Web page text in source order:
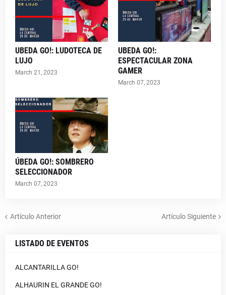
UBEDA GO!: LUDOTECA DE
LUJO
March 21, 2023
UBEDA GO!:
ESPECTACULAR ZONA
GAMER
March 07, 2023
ÚBEDA GO!: SOMBRERO
SELECCIONADOR
March 07, 2023
Artículo Anterior Artículo Siguiente
LISTADO DE EVENTOS
ALCANTARILLA GO!
ALHAURIN EL GRANDE GO!